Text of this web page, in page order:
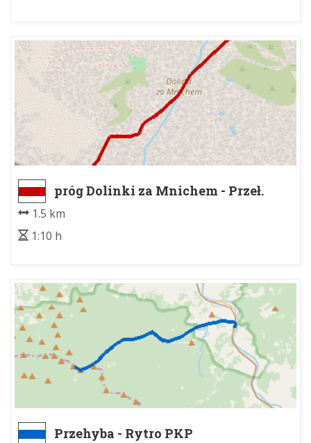
próg Dolinki za Mnichem - Przeł.
Wrota Chałubińskiego
1.5 km
1:10 h
Przehyba - Rytro PKP